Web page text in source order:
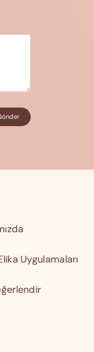
Uygulamaları